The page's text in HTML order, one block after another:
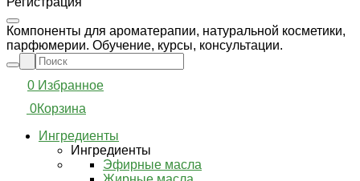
Компоненты для ароматерапии, натуральной косметики,
парфюмерии. Обучение, курсы, консультации.
0 Избранное
0Корзина
Ингредиенты
Ингредиенты
Эфирные масла